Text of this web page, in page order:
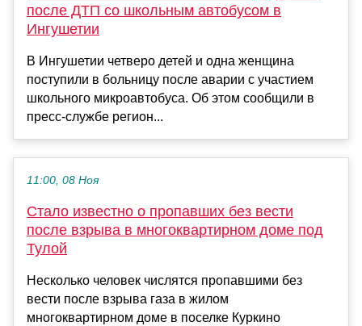
после ДТП со школьным автобусом в
Ингушетии
В Ингушетии четверо детей и одна женщина
поступили в больницу после аварии с участием
школьного микроавтобуса. Об этом сообщили в
пресс-службе регион...
11:00, 08 Ноя
Стало известно о пропавших без вести
после взрыва в многоквартирном доме под
Тулой
Несколько человек числятся пропавшими без
вести после взрыва газа в жилом
многоквартирном доме в поселке Куркино